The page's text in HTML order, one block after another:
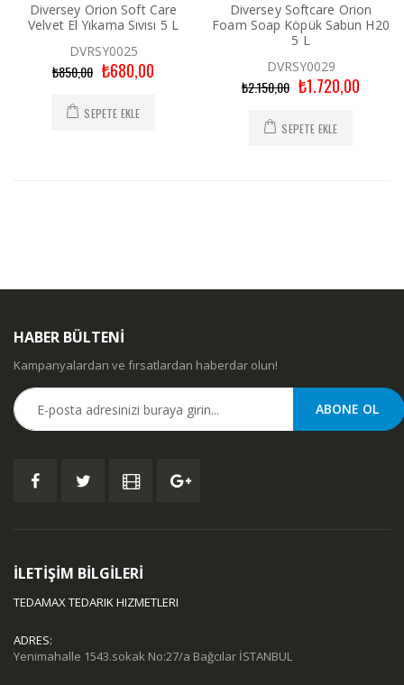
Diversey Orion Soft Care
Velvet El Yıkama Sıvısı 5 L
DVRSY0025
₺850,00 ₺680,00
SEPETE EKLE
Diversey Softcare Orion
Foam Soap Köpük Sabun H20
5 L
DVRSY0029
₺2.150,00 ₺1.720,00
SEPETE EKLE
HABER BÜLTENİ
Kampanyalardan ve fırsatlardan haberdar olun!
İLETİŞİM BİLGİLERİ
TEDAMAX TEDARIK HIZMETLERI
ADRES:
Yenimahalle 1543.sokak No:27/a Bağcılar İSTANBUL